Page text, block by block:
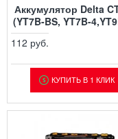
Аккумулятор Delta
(YT7B-BS, YT7B-
112 руб.
КУПИТЬ В 1 КЛИК